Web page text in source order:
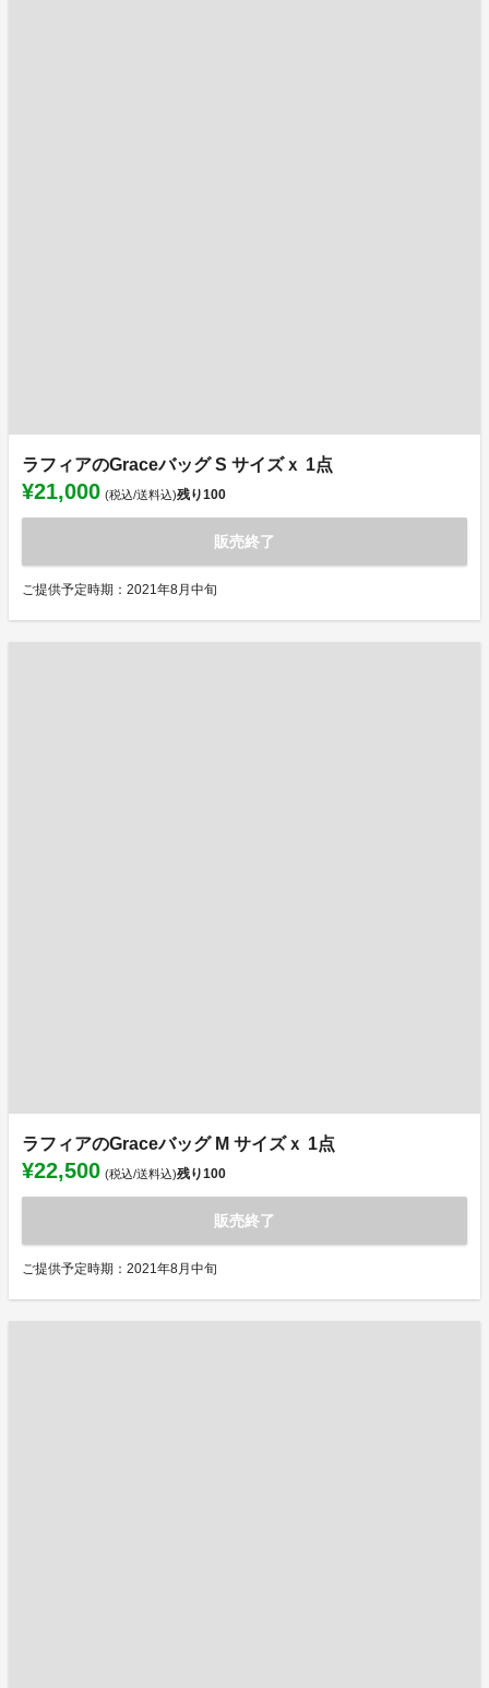
ラフィアのGraceバッグ S サイズｘ 1点
¥21,000 (税込/送料込)残り100
販売終了
ご提供予定時期：2021年8月中旬
ラフィアのGraceバッグ M サイズｘ 1点
¥22,500 (税込/送料込)残り100
販売終了
ご提供予定時期：2021年8月中旬